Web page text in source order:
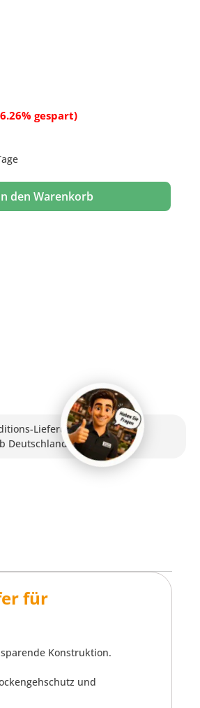
gespart)
oder benutze die Schaltflächen um die
den Warenkorb
Lieferung
Deutschlands
für
Konstruktion.
und